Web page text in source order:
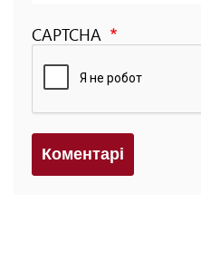
CAPTCHA
Коментарi